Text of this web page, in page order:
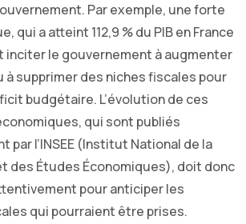
Par exemple, une forte
qui a atteint 112,9 % du PIB en France
inciter le gouvernement à augmenter
à supprimer des niches fiscales pour
budgétaire. L’évolution de ces
qui sont publiés
par l’INSEE (Institut National de la
des Études Économiques), doit donc
pour anticiper les
qui pourraient être prises.